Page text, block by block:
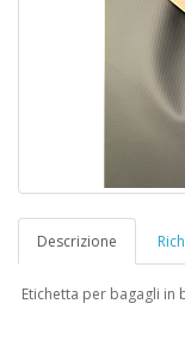
Descrizione
Etichetta per bagagli in